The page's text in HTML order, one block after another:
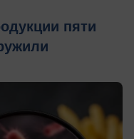
пяти